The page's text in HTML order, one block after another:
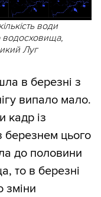
води
водосховища,
Луг
в березні з
випало мало.
кадр із
березнем цього
до половини
то в березні